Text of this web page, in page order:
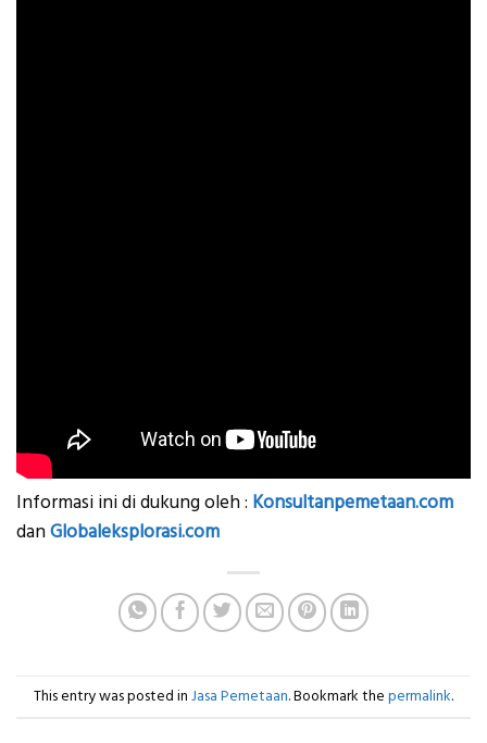
Informasi ini di dukung oleh : Konsultanpemetaan.com
danGlobaleksplorasi.com
This entry was posted in Jasa Pemetaan. Bookmark the permalink.